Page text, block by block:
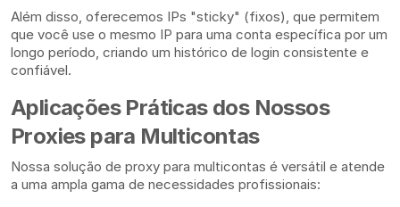
Além disso, oferecemos IPs "sticky" (fixos), que permitem
que você use o mesmo IP para uma conta específica por um
longo período, criando um histórico de login consistente e
confiável.
Aplicações Práticas dos Nossos
Proxies para Multicontas
Nossa solução de proxy para multicontas é versátil e atende
a uma ampla gama de necessidades profissionais: